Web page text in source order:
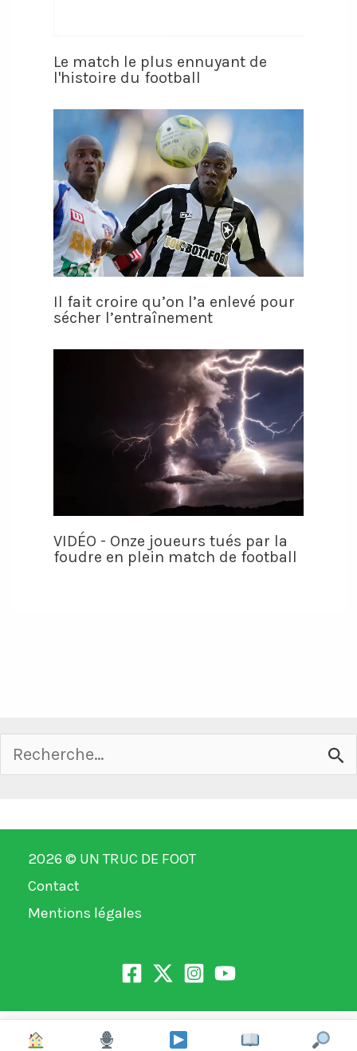
Le match le plus ennuyant de
l'histoire du football
Il fait croire qu’on l’a enlevé pour
sécher l’entraînement
VIDÉO - Onze joueurs tués par la
foudre en plein match de football
Rechercher :
2026 © UN TRUC DE FOOT
Contact
Mentions légales